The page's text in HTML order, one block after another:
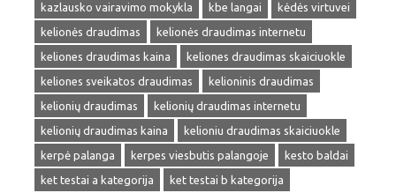
kazlausko vairavimo mokykla
kbe langai
kėdės virtuvei
kelionės draudimas
kelionės draudimas internetu
keliones draudimas kaina
keliones draudimas skaiciuokle
keliones sveikatos draudimas
kelioninis draudimas
kelionių draudimas
kelionių draudimas internetu
kelionių draudimas kaina
kelioniu draudimas skaiciuokle
kerpė palanga
kerpes viesbutis palangoje
kesto baldai
ket testai a kategorija
ket testai b kategorija